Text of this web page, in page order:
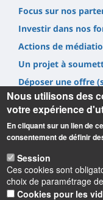
Focus sur nos
Investir dans nos
Actions de
Un projet à
Déposer une offre
Prestations
Informations
Nous utilisons des
votre expérience
En cliquant sur un lien de
consentement de définir
Session
Ces cookies sont
choix de paramétrage
Cookies pour les